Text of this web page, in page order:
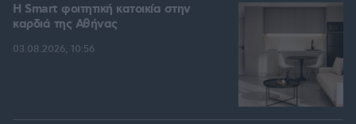
Η Smart φοιτητική κατοικία στην
καρδιά της Αθήνας
03.08.2026, 10:56